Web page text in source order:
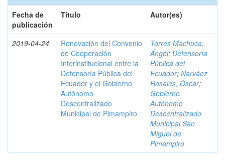
Fecha de
publicación
Título Autor(es)
2019-04-24
Renovación del Convenio
de Cooperación
Interinstitucional entre la
Defensoría Pública del
Ecuador y el Gobierno
Autónomo
Descentralizado
Municipal de Pimampiro
Torres Machuca,
Ángel; Defensoría
Pública del
Ecuador; Narváez
Rosales, Óscar;
Gobierno
Autónomo
Descentralizado
Municipal San
Miguel de
Pimampiro